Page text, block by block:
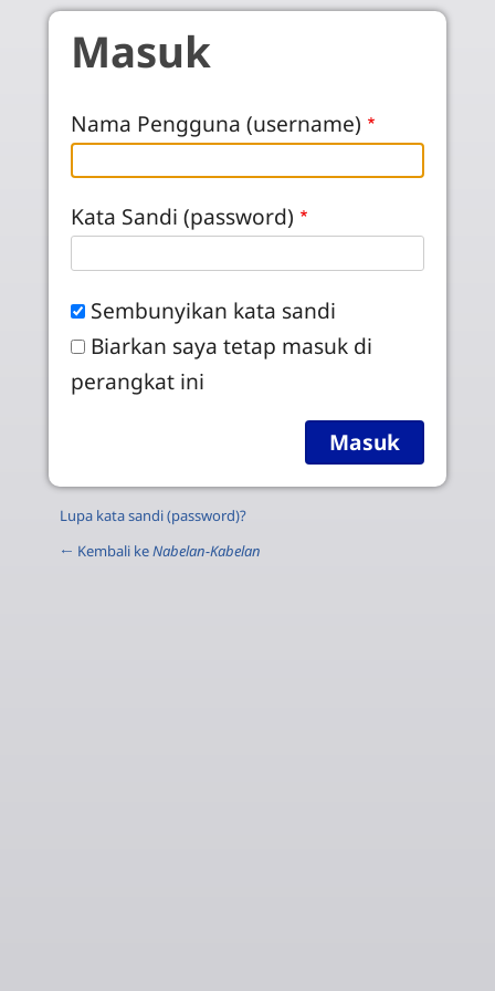
Skip to main content
Masuk
Nama Pengguna (username)
Kata Sandi (password)
Sembunyikan kata sandi
Biarkan saya tetap masuk di
perangkat ini
Lupa kata sandi (password)?
← Kembali keNabelan-Kabelan